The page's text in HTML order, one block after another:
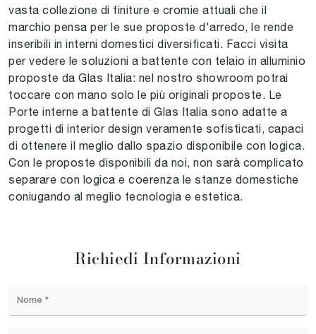
vasta collezione di finiture e cromie attuali che il
marchio pensa per le sue proposte d'arredo, le rende
inseribili in interni domestici diversificati. Facci visita
per vedere le soluzioni a battente con telaio in alluminio
proposte da Glas Italia: nel nostro showroom potrai
toccare con mano solo le più originali proposte. Le
Porte interne a battente di Glas Italia sono adatte a
progetti di interior design veramente sofisticati, capaci
di ottenere il meglio dallo spazio disponibile con logica.
Con le proposte disponibili da noi, non sarà complicato
separare con logica e coerenza le stanze domestiche
coniugando al meglio tecnologia e estetica.
Richiedi Informazioni